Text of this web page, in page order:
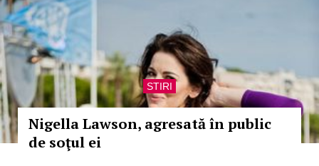
STIRI
Nigella Lawson, agresată în public
de soţul ei